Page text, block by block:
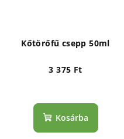
Kőtörőfű csepp 50ml
3 375 Ft
Kosárba